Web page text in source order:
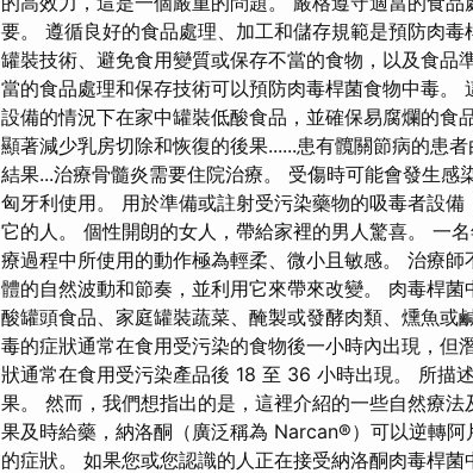
要。 遵循良好的食品處理、加工和儲存規範是預防肉
罐裝技術、避免食用變質或保存不當的食物，以及食品
當的食品處理和保存技術可以預防肉毒桿菌食物中毒。
設備的情況下在家中罐裝低酸食品，並確保易腐爛的食
顯著減少乳房切除和恢復的後果......患有髖關節病的患
結果​​...治療骨髓炎需要住院治療。 受傷時可能會發生
匈牙利使用。 用於準備或註射受污染藥物的吸毒者設
它的人。 個性開朗的女人，帶給家裡的男人驚喜。 一
療過程中所使用的動作極為輕柔、微小且敏感。 治療
體的自然波動和節奏，並利用它來帶來改變。 肉毒桿
酸罐頭食品、家庭罐裝蔬菜、醃製或發酵肉類、燻魚或
毒的症狀通常在食用受污染的食物後一小時內出現，但
狀通常在食用受污染產品後 18 至 36 小時出現。 所描
果。 然而，我們想指出的是，這裡介紹的一些自然療
果及時給藥，納洛酮（廣泛稱為 Narcan®）可以逆轉
的症狀。 如果您或您認識的人正在接受納洛酮肉毒桿